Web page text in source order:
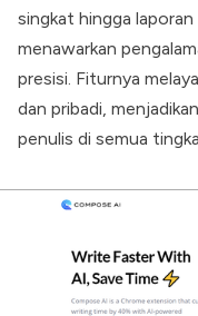
singkat hingga
menawarkan
presisi. Fiturnya
dan pribadi,
penulis di semua